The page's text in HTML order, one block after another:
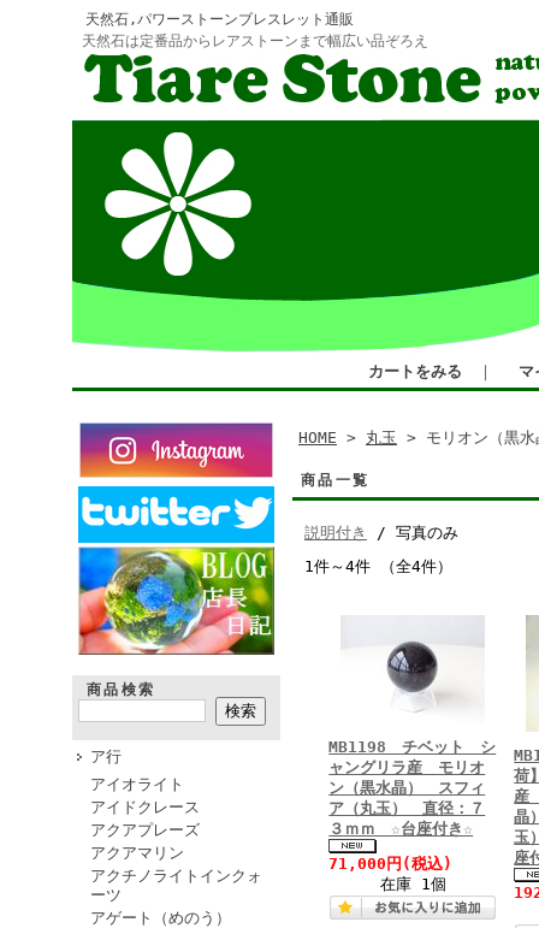
天然石,パワーストーンブレスレット通販
天然石は定番品からレアストーンまで幅広い品ぞろえ
カートをみる ｜ マ
商品検索
ア行
アイオライト
アイドクレース
アクアプレーズ
アクアマリン
アクチノライトインクォ
ーツ
アゲート（めのう）
HOME > 丸玉 > モリオン（黒水
商品一覧
説明付き
/ 写真のみ
1件～4件 （全4件）
MB1198 チベット シ
ャングリラ産 モリオ
ン（黒水晶） スフィ
ア（丸玉） 直径：７
３ｍｍ ☆台座付き☆
71,000円 (税込)
在庫 1個
荷
産
晶
玉
座